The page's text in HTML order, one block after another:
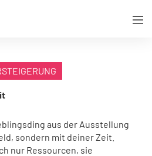
aus der Ausstellung
sondern mit deiner Zeit.
nur Ressourcen, sie